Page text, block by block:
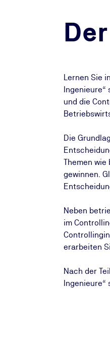
Lernen Sie
Ingenieure“
und die
Die
Themen
gewinnen.
Neben
im
erarbeiten
Nach der
Ingenieure“